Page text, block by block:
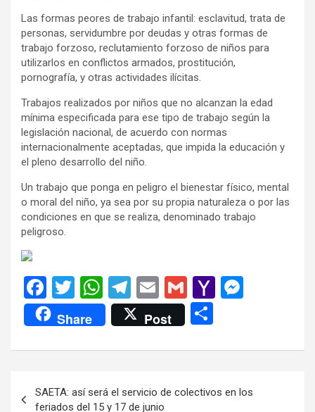
Las formas peores de trabajo infantil: esclavitud, trata de
personas, servidumbre por deudas y otras formas de
trabajo forzoso, reclutamiento forzoso de niños para
utilizarlos en conflictos armados, prostitución,
pornografía, y otras actividades ilícitas.
Trabajos realizados por niños que no alcanzan la edad
mínima especificada para ese tipo de trabajo según la
legislación nacional, de acuerdo con normas
internacionalmente aceptadas, que impida la educación y
el pleno desarrollo del niño.
Un trabajo que ponga en peligro el bienestar físico, mental
o moral del niño, ya sea por su propia naturaleza o por las
condiciones en que se realiza, denominado trabajo
peligroso.
F
a
ce
b
o
T
wi
tt
er
W
h
at
s
p
T
el
e
gr
m
E
m
ail
G
m
ail
Y
o
M
n
er
Share Post
m
ar
de
SAETA: así será el servicio de colectivos en los
feriados del 15 y 17 de junio